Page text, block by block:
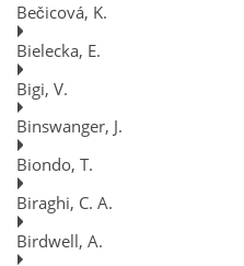
Bečicová, K.
Bielecka, E.
Bigi, V.
Binswanger, J.
Biondo, T.
Biraghi, C. A.
Birdwell, A.